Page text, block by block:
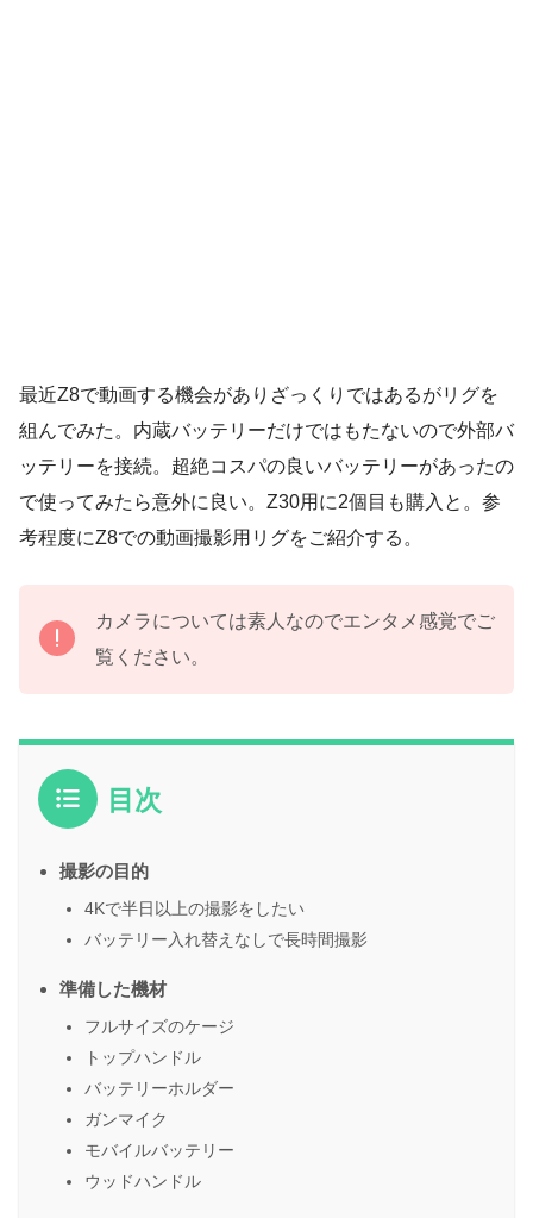
最近Z8で動画する機会がありざっくりではあるがリグを
組んでみた。内蔵バッテリーだけではもたないので外部バ
ッテリーを接続。超絶コスパの良いバッテリーがあったの
で使ってみたら意外に良い。Z30用に2個目も購入と。参
考程度にZ8での動画撮影用リグをご紹介する。
カメラについては素人なのでエンタメ感覚でご
覧ください。
目次
撮影の目的
4Kで半日以上の撮影をしたい
バッテリー入れ替えなしで長時間撮影
準備した機材
フルサイズのケージ
トップハンドル
バッテリーホルダー
ガンマイク
モバイルバッテリー
ウッドハンドル